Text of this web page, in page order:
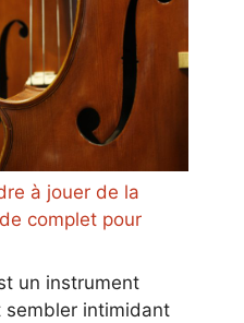
à jouer de la
complet pour
un instrument
intimidant